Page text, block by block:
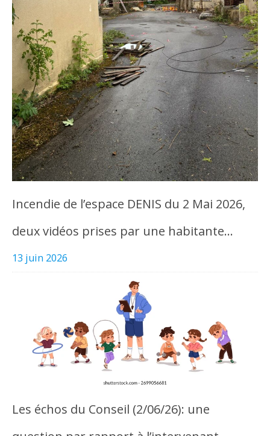
Incendie de l’espace DENIS du 2 Mai 2026,
deux vidéos prises par une habitante…
13 juin 2026
Les échos du Conseil (2/06/26): une